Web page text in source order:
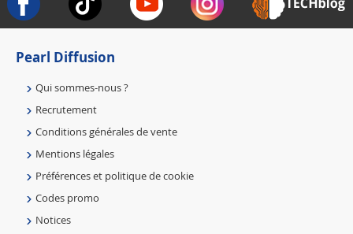
Pearl Diffusion
Qui sommes-nous ?
Recrutement
Conditions générales de vente
Mentions légales
Préférences et politique de cookie
Codes promo
Notices